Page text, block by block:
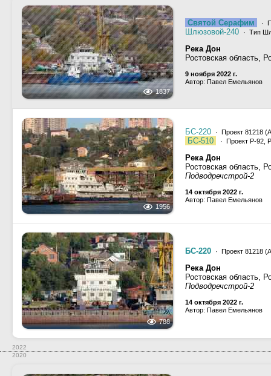
1837
Святой Серафим ·
Шлюзовой-240 · Тип
Река Дон
Ростовская область,
9 ноября 2022 г.
Автор: Павел Емельянов
1956
БС-220 · Проект 81218
БС-510 · Проект Р-92,
Река Дон
Ростовская область,
Подводречстрой-2
14 октября 2022 г.
Автор: Павел Емельянов
788
БС-220 · Проект 81218
Река Дон
Ростовская область,
Подводречстрой-2
14 октября 2022 г.
Автор: Павел Емельянов
2022
2020